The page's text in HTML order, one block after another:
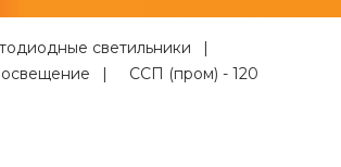
спец.назначения
профиль
светильники
ССП (пром) - 120